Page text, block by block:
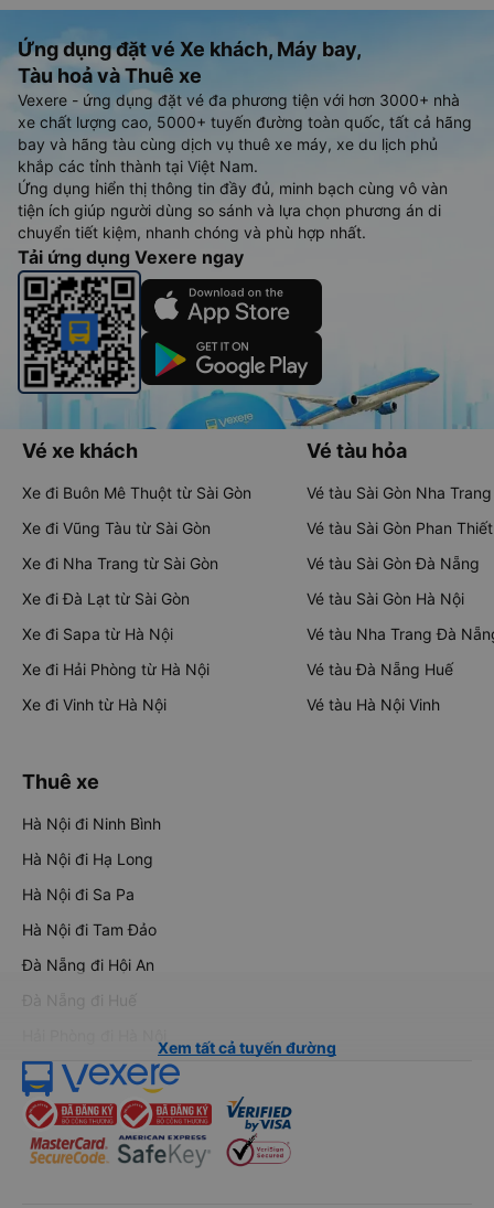
Ứng dụng đặt vé Xe khách, Máy bay,
Tàu hoả và Thuê xe
Vexere - ứng dụng đặt vé đa phương tiện với hơn 3000+ nhà
xe chất lượng cao, 5000+ tuyến đường toàn quốc, tất cả hãng
bay và hãng tàu cùng dịch vụ thuê xe máy, xe du lịch phủ
khắp các tỉnh thành tại Việt Nam.
Ứng dụng hiển thị thông tin đầy đủ, minh bạch cùng vô vàn
tiện ích giúp người dùng so sánh và lựa chọn phương án di
chuyển tiết kiệm, nhanh chóng và phù hợp nhất.
Tải ứng dụng Vexere ngay
Vé xe khách
Xe đi Buôn Mê Thuột từ Sài Gòn
Xe đi Vũng Tàu từ Sài Gòn
Xe đi Nha Trang từ Sài Gòn
Xe đi Đà Lạt từ Sài Gòn
Xe đi Sapa từ Hà Nội
Xe đi Hải Phòng từ Hà Nội
Xe đi Vinh từ Hà Nội
Vé tàu hỏa
Vé tàu Sài Gòn Nha Trang
Vé tàu Sài Gòn Phan Thiết
Vé tàu Sài Gòn Đà Nẵng
Vé tàu Sài Gòn Hà Nội
Vé tàu Nha Trang Đà
Vé tàu Đà Nẵng Huế
Vé tàu Hà Nội Vinh
Thuê xe
Hà Nội đi Ninh Bình
Hà Nội đi Hạ Long
Hà Nội đi Sa Pa
Hà Nội đi Tam Đảo
Đà Nẵng đi Hội An
Đà Nẵng đi Huế
Xem tất cả tuyến đường